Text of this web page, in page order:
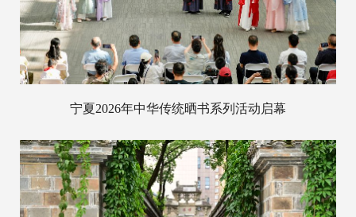
宁夏2026年中华传统晒书系列活动启幕